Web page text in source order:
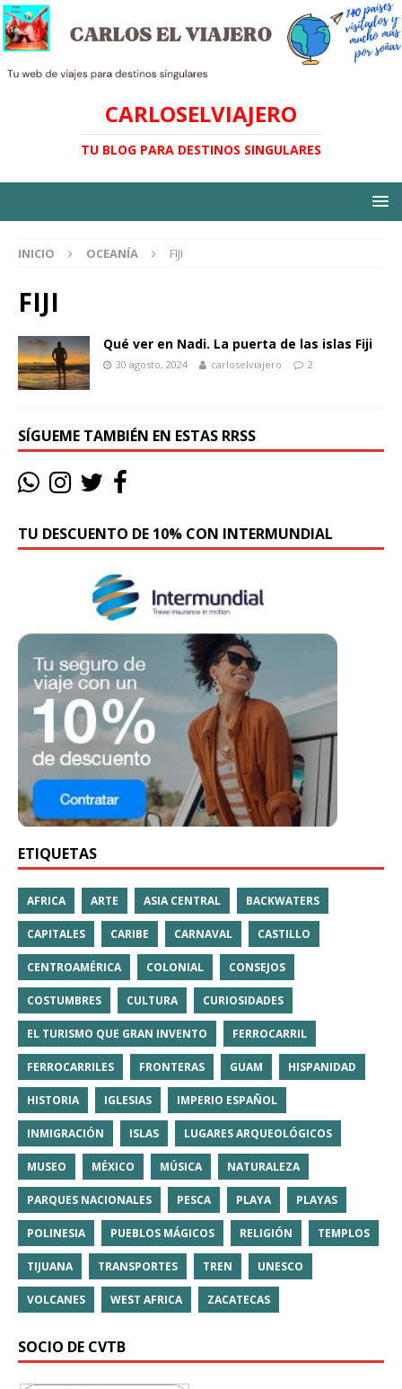
CARLOSELVIAJERO
TU BLOG PARA DESTINOS SINGULARES
INICIO OCEANÍA FIJI
FIJI
Qué ver en Nadi. La puerta de las islas Fiji
30 agosto, 2024 carloselviajero 2
SÍGUEME TAMBIÉN EN ESTAS RRSS
TU DESCUENTO DE 10% CON INTERMUNDIAL
ETIQUETAS
AFRICA ARTE ASIA CENTRAL BACKWATERS
CAPITALES CARIBE CARNAVAL CASTILLO
CENTROAMÉRICA COLONIAL CONSEJOS
COSTUMBRES CULTURA CURIOSIDADES
EL TURISMO QUE GRAN INVENTO FERROCARRIL
FERROCARRILES FRONTERAS GUAM HISPANIDAD
HISTORIA IGLESIAS IMPERIO ESPAÑOL
INMIGRACIÓN ISLAS LUGARES ARQUEOLÓGICOS
MUSEO MÉXICO MÚSICA NATURALEZA
PARQUES NACIONALES PESCA PLAYA PLAYAS
POLINESIA PUEBLOS MÁGICOS RELIGIÓN TEMPLOS
TIJUANA TRANSPORTES TREN UNESCO
VOLCANES WEST AFRICA ZACATECAS
SOCIO DE CVTB